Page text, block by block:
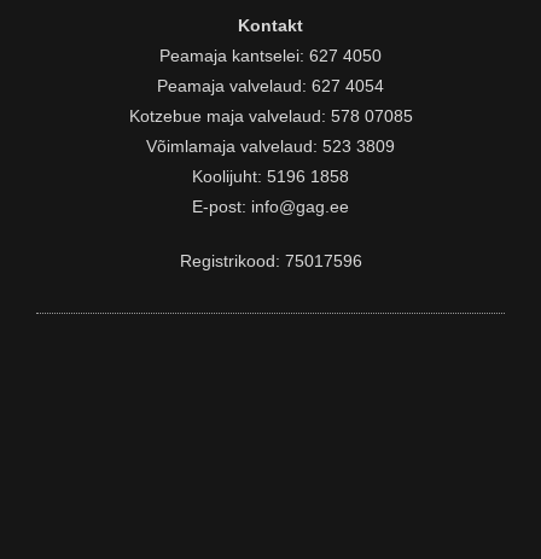
Kontakt
Peamaja kantselei: 627 4050
Peamaja valvelaud: 627 4054
Kotzebue maja valvelaud: 578 07085
Võimlamaja valvelaud: 523 3809
Koolijuht: 5196 1858
E-post: info@gag.ee
Registrikood: 75017596